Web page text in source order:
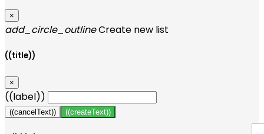
×
add_circle_outlineCreate new list
((title))
×
((label))
((cancelText)) ((createText))